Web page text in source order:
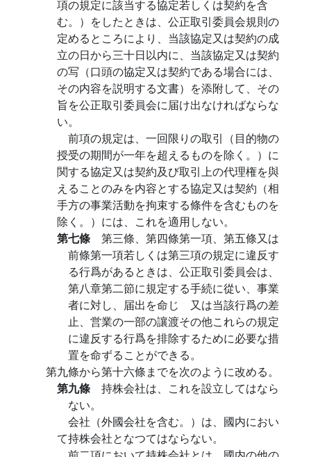
項の規定に該当する協定若しくは契約を含
む。）をしたときは、公正取引委員会規則の
定めるところにより、当該協定又は契約の成
立の日から三十日以内に、当該協定又は契約
の写（口頭の協定又は契約である場合には、
その内容を説明する文書）を添附して、その
旨を公正取引委員会に届け出なければならな
い。
前項の規定は、一回限りの取引（目的物の
授受の期間が一年を超えるものを除く。）に
関する協定又は契約及び取引上の代理権を與
えることのみを内容とする協定又は契約（相
手方の事業活動を拘束する條件を含むものを
除く。）には、これを適用しない。
第七條 第三條、第四條第一項、第五條又は
前條第一項若しくは第三項の規定に違反す
る行爲があるときは、公正取引委員会は、
第八章第二節に規定する手続に從い、事業
者に対し、届出を命じ 又は当該行爲の差
止、営業の一部の讓渡その他これらの規定
に違反する行爲を排除するために必要な措
置を命ずることができる。
第九條から第十六條までを次のように改める。
第九條 持株会社は、これを設立してはなら
ない。
会社（外國会社を含む。）は、國内におい
て持株会社となつてはならない。